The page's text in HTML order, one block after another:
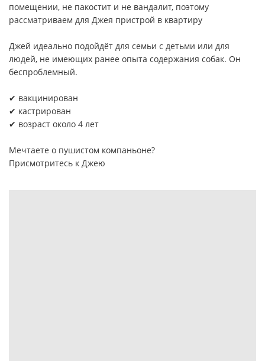
помещении, не пакостит и не вандалит, поэтому
рассматриваем для Джея пристрой в квартиру
Джей идеально подойдёт для семьи с детьми или для
людей, не имеющих ранее опыта содержания собак. Он
беспроблемный.
✔ вакцинирован
✔ кастрирован
✔ возраст около 4 лет
Мечтаете о пушистом компаньоне?
Присмотритесь к Джею